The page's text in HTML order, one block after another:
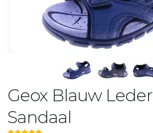
Geox Blauw Leder
Sandaal